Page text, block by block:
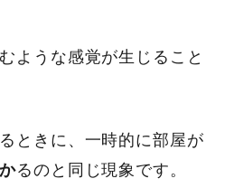
ような感覚が生じること
ときに、一時的に部屋が
るのと同じ現象です。